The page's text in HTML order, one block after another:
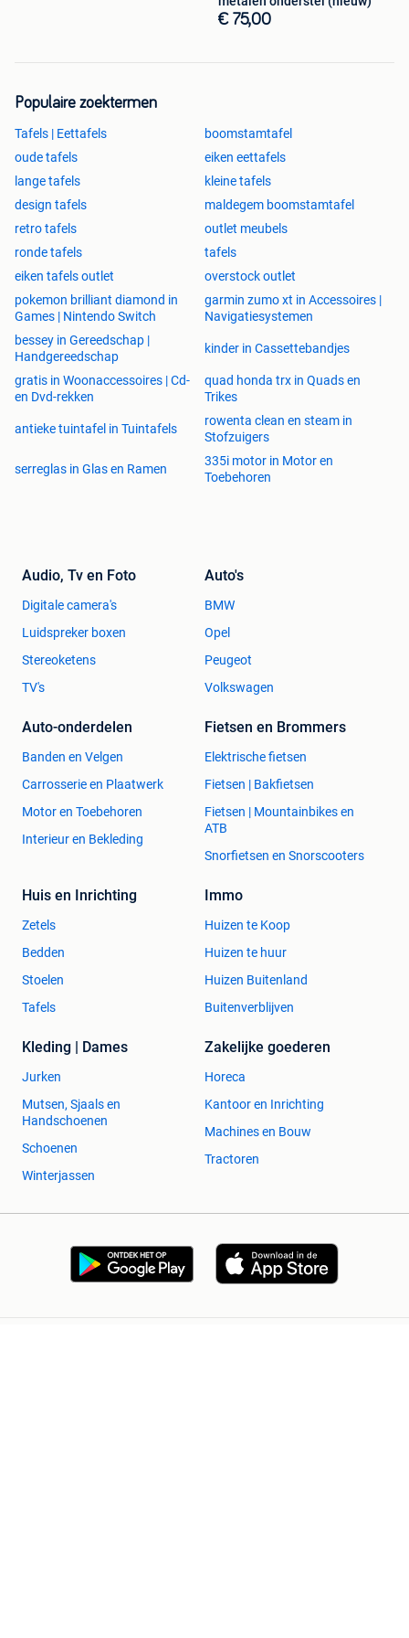
of mail naar
Meubelen Dino
Europarklaan 2073
3530 Houthalen -Helchteren
Als je het terrein oprijdt, moet je rechts van het gebouw de
bordjes naar achter volgen.
Openingsuren?
Maandag: GESLOTEN
Dinsdag: GESLOTEN
Woensdag: 10-18 uur
Donderdag: GESLOTEN
Vrijdag: 10-18 uur
Zaterdag: 10-16 uur
Zondag: 10-16 uur
€ 75,00
Populaire zoektermen
Tafels | Eettafels
boomstamtafel
oude tafels
eiken eettafels
lange tafels
kleine tafels
design tafels
maldegem boomstamtafel
retro tafels
outlet meubels
ronde tafels
tafels
eiken tafels outlet
overstock outlet
pokemon brilliant diamond in
Games | Nintendo Switch
garmin zumo xt in Accessoires |
Navigatiesystemen
bessey in Gereedschap |
Handgereedschap
kinder in Cassettebandjes
gratis in Woonaccessoires | Cd-
en Dvd-rekken
quad honda trx in Quads en
Trikes
antieke tuintafel in Tuintafels
rowenta clean en steam in
Stofzuigers
serreglas in Glas en Ramen
335i motor in Motor en
Toebehoren
Audio, Tv en Foto
Digitale camera's
Luidspreker boxen
Stereoketens
TV's
Auto's
BMW
Opel
Peugeot
Volkswagen
Auto-onderdelen
Banden en Velgen
Carrosserie en Plaatwerk
Motor en Toebehoren
Interieur en Bekleding
Fietsen en Brommers
Elektrische fietsen
Fietsen | Bakfietsen
Fietsen | Mountainbikes en
ATB
Snorfietsen en Snorscooters
Huis en Inrichting
Zetels
Bedden
Stoelen
Tafels
Immo
Huizen te Koop
Huizen te huur
Huizen Buitenland
Buitenverblijven
Kleding | Dames
Jurken
Mutsen, Sjaals en
Handschoenen
Schoenen
Winterjassen
Zakelijke goederen
Horeca
Kantoor en Inrichting
Machines en Bouw
Tractoren